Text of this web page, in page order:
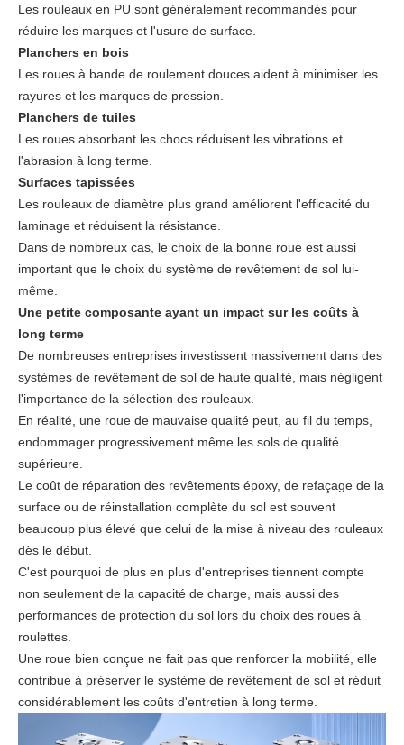
Les rouleaux en PU sont généralement recommandés pour
réduire les marques et l'usure de surface.
Planchers en bois
Les roues à bande de roulement douces aident à minimiser les
rayures et les marques de pression.
Planchers de tuiles
Les roues absorbant les chocs réduisent les vibrations et
l'abrasion à long terme.
Surfaces tapissées
Les rouleaux de diamètre plus grand améliorent l'efficacité du
laminage et réduisent la résistance.
Dans de nombreux cas, le choix de la bonne roue est aussi
important que le choix du système de revêtement de sol lui-
même.
Une petite composante ayant un impact sur les coûts à
long terme
De nombreuses entreprises investissent massivement dans des
systèmes de revêtement de sol de haute qualité, mais négligent
l'importance de la sélection des rouleaux.
En réalité, une roue de mauvaise qualité peut, au fil du temps,
endommager progressivement même les sols de qualité
supérieure.
Le coût de réparation des revêtements époxy, de refaçage de la
surface ou de réinstallation complète du sol est souvent
beaucoup plus élevé que celui de la mise à niveau des rouleaux
dès le début.
C'est pourquoi de plus en plus d'entreprises tiennent compte
non seulement de la capacité de charge, mais aussi des
performances de protection du sol lors du choix des roues à
roulettes.
Une roue bien conçue ne fait pas que renforcer la mobilité, elle
contribue à préserver le système de revêtement de sol et réduit
considérablement les coûts d'entretien à long terme.